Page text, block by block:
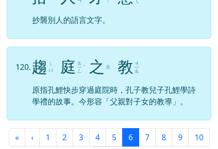
抄襲別人的語言文字。
120. 趨
ㄑ
ㄩ
庭 ㄊ
ㄧ
ㄥ
ˊ 之 ㄓ 教 ㄐ
ㄧ
ㄠ
原指孔鯉快步穿過庭院時，孔子教兒子孔鯉學詩
學禮的故事。今形容「父親對子女的教導」。
«第一頁
‹上一頁
1 2 3 4 5 6(目前頁次)
7 8 9
10